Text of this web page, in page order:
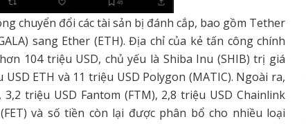
chuyển đổi các tài sản bị đánh cắp, bao gồm Tether
sang Ether (ETH). Địa chỉ của kẻ tấn công chính
104 triệu USD, chủ yếu là Shiba Inu (SHIB) trị giá
ETH và 11 triệu USD Polygon (MATIC). Ngoài ra,
3,2 triệu USD Fantom (FTM), 2,8 triệu USD Chainlink
và số tiền còn lại được phân bổ cho nhiều loại